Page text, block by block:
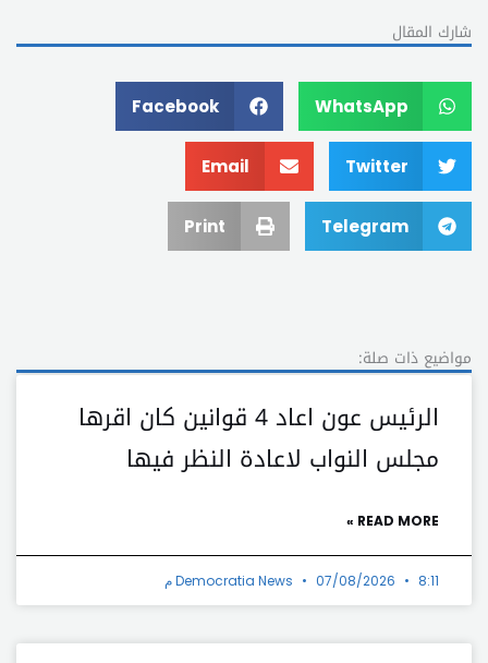
شارك المقال
WhatsApp
Facebook
Twitter
Email
Telegram
Print
مواضيع ذات صلة:
الرئيس عون اعاد 4 قوانين كان اقرها
مجلس النواب لاعادة النظر فيها
READ MORE »
Democratia News 07/08/2026 8:11 م